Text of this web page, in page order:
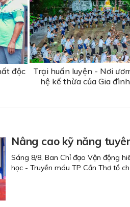
độc
Trại huấn luyện - Nơi
hệ kế thừa của Gia
Nâng cao kỹ năng
Sáng 8/8, Ban Chỉ đạo Vận động
học - Truyền máu TP Cần Thơ tổ